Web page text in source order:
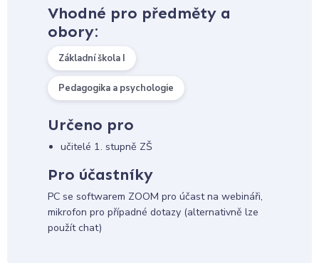
Vhodné pro předměty a
obory:
Základní škola I
Pedagogika a psychologie
Určeno pro
učitelé 1. stupně ZŠ
Pro účastníky
PC se softwarem ZOOM pro účast na webináři,
mikrofon pro případné dotazy (alternativně lze
použít chat)